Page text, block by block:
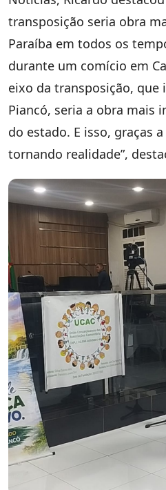
transposição seria obra
Paraíba em todos os
durante um comício em
eixo da transposição, que
Piancó, seria a obra mais
do estado. E isso, graças
tornando realidade”,